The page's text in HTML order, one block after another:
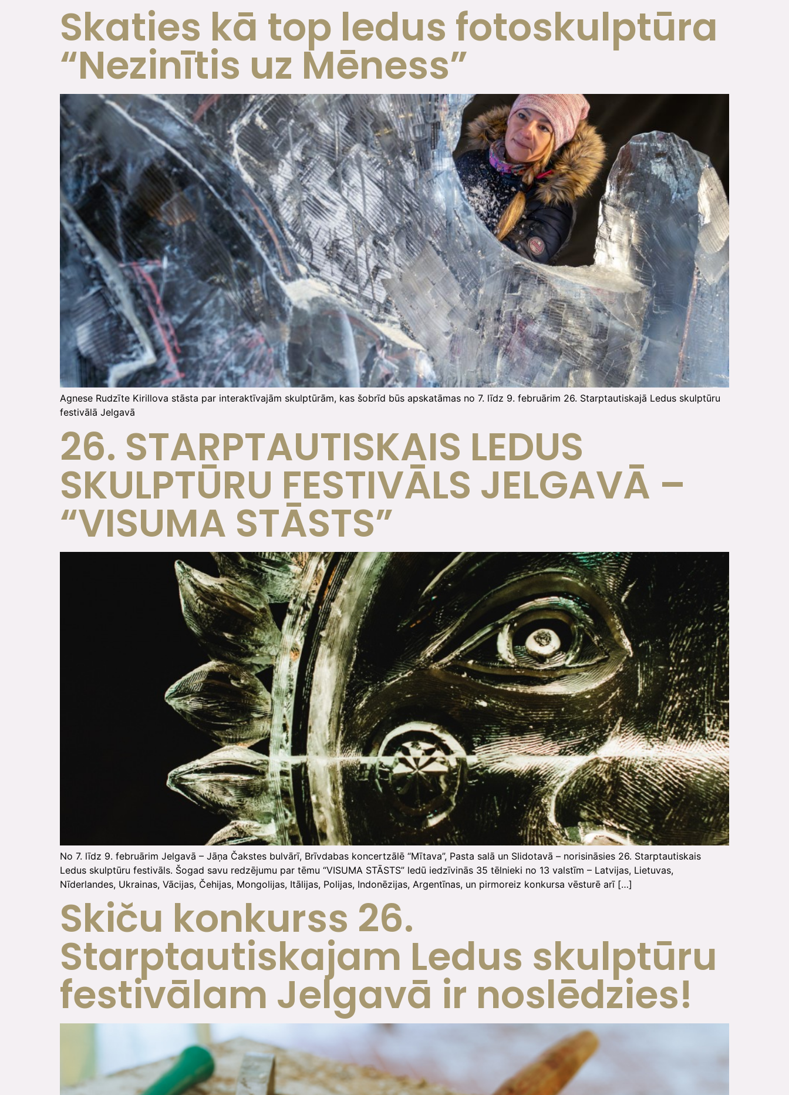
Skaties kā top ledus fotoskulptūra
“Nezinītis uz Mēness”
Agnese Rudzīte Kirillova stāsta par interaktīvajām skulptūrām, kas šobrīd būs apskatāmas no 7. līdz 9. februārim 26. Starptautiskajā Ledus skulptūru
festivālā Jelgavā
26. STARPTAUTISKAIS LEDUS
SKULPTŪRU FESTIVĀLS JELGAVĀ –
“VISUMA STĀSTS”
No 7. līdz 9. februārim Jelgavā – Jāņa Čakstes bulvārī, Brīvdabas koncertzālē “Mītava”, Pasta salā un Slidotavā – norisināsies 26. Starptautiskais
Ledus skulptūru festivāls. Šogad savu redzējumu par tēmu “VISUMA STĀSTS” ledū iedzīvinās 35 tēlnieki no 13 valstīm – Latvijas, Lietuvas,
Nīderlandes, Ukrainas, Vācijas, Čehijas, Mongolijas, Itālijas, Polijas, Indonēzijas, Argentīnas, un pirmoreiz konkursa vēsturē arī […]
Skiču konkurss 26.
Starptautiskajam Ledus skulptūru
festivālam Jelgavā ir noslēdzies!